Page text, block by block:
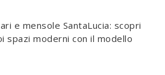
e mensole SantaLucia: scopri
spazi moderni con il modello